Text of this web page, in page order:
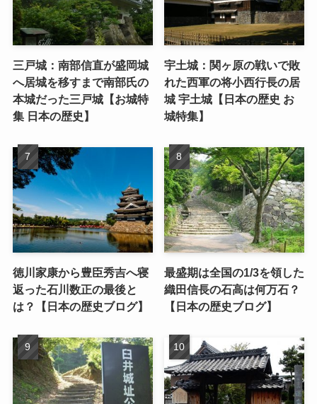
三戸城：南部信直が盛岡城
へ居城を移すまで南部氏の
本城だった三戸城【お城特
集 日本の歴史】
宇土城：関ヶ原の戦いで敗
れた西軍の将小西行長の居
城 宇土城【日本の歴史 お
城特集】
徳川家康から豊臣秀吉へ寝
返った石川数正の最後と
は？【日本の歴史ブログ】
最盛期は全国の1/3を領した
織田信長の石高は何万石？
【日本の歴史ブログ】